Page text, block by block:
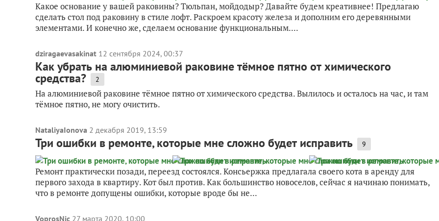
Какое основание у вашей раковины? Тюльпан, мойдодыр? Давайте будем креативнее! Предлагаю
сделать стол под раковину в стиле лофт. Раскроем красоту железа и дополним его деревянными
элементами. И конечно же, сделаем основание функциональным....
dziragaevasakinat 12 сентября 2024, 00:37
Как убрать на алюминиевой раковине тёмное пятно от химического
средства? 2
На алюминиевой раковине тёмное пятно от химического средства. Вылилось и осталось на час, и там
тёмное пятно, не могу очистить.
NataliyaIonova 2 декабря 2019, 13:59
Три ошибки в ремонте, которые мне сложно будет исправить 9
Ремонт практически позади, переезд состоялся. Консьержка предлагала своего кота в аренду для
первого захода в квартиру. Кот был против. Как большинство новоселов, сейчас я начинаю понимать,
что в ремонте допущены ошибки, которые вроде бы не...
VoprosNic 27 марта 2020, 10:00